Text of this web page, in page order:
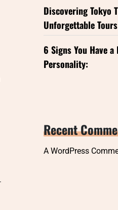
Discovering Tokyo
Unforgettable Tours
6 Signs You Have a
Personality:
Recent
A WordPress